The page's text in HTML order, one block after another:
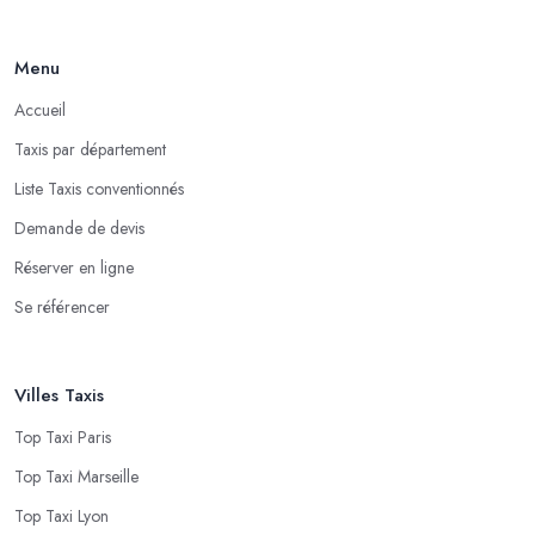
Menu
Accueil
Taxis par département
Liste Taxis conventionnés
Demande de devis
Réserver en ligne
Se référencer
Villes Taxis
Top Taxi Paris
Top Taxi Marseille
Top Taxi Lyon